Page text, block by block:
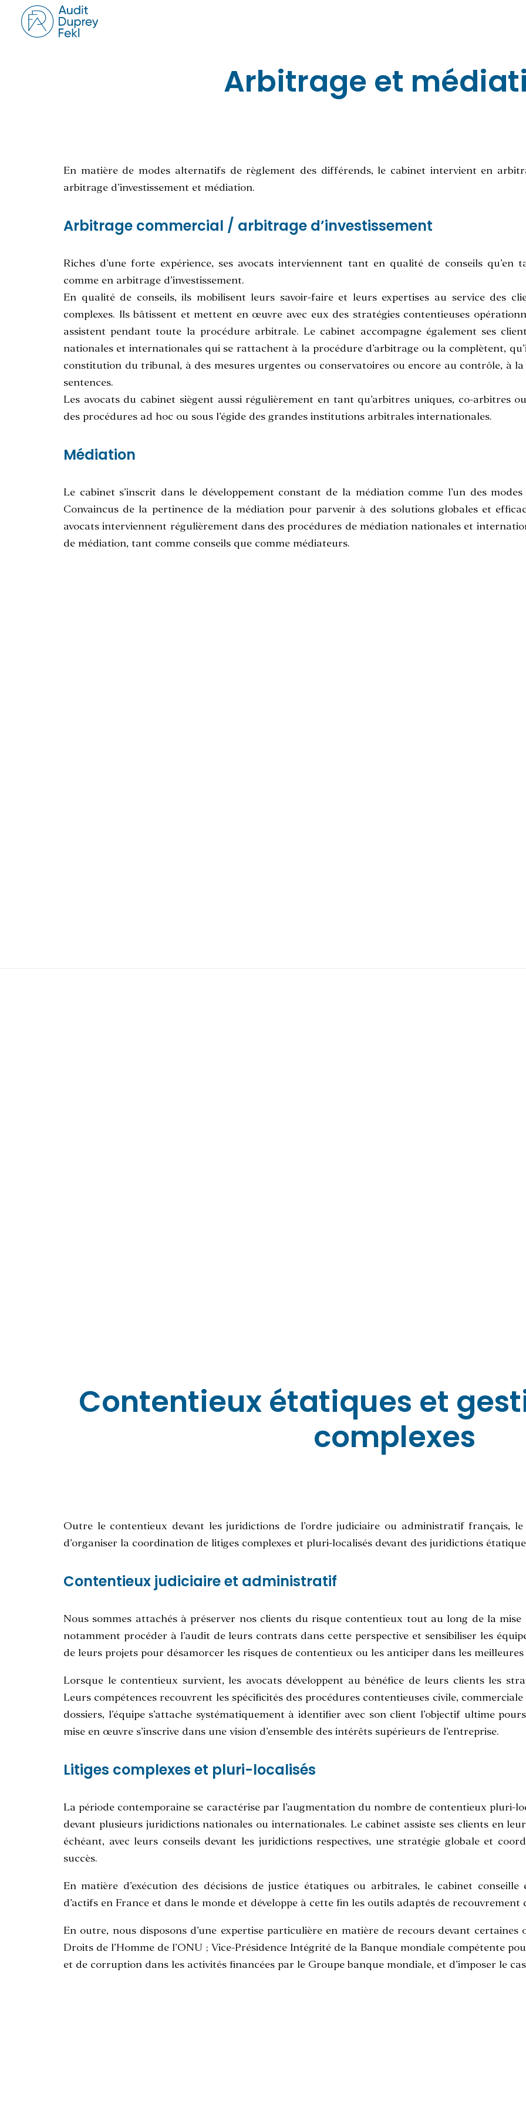
Arbitrage et
En matière de modes alternatifs de règlement des différends, le cabinet intervient en
arbitrage d’investissement et médiation.
Arbitrage commercial / arbitrage d’investissement
Riches d’une forte expérience, ses avocats interviennent tant en qualité de conseils qu’en
comme en arbitrage d’investissement.
En qualité de conseils, ils mobilisent leurs savoir-faire et leurs expertises au service des
complexes. Ils bâtissent et mettent en œuvre avec eux des stratégies contentieuses
assistent pendant toute la procédure arbitrale. Le cabinet accompagne également ses
nationales et internationales qui se rattachent à la procédure d’arbitrage ou la complètent,
constitution du tribunal, à des mesures urgentes ou conservatoires ou encore au contrôle, à la
sentences.
Les avocats du cabinet siègent aussi régulièrement en tant qu’arbitres uniques, co-arbitres
des procédures ad hoc ou sous l’égide des grandes institutions arbitrales internationales.
Médiation
Le cabinet s’inscrit dans le développement constant de la médiation comme l’un des
Convaincus de la pertinence de la médiation pour parvenir à des solutions globales et
avocats interviennent régulièrement dans des procédures de médiation nationales et
de médiation, tant comme conseils que comme médiateurs.
Contentieux étatiques et
complexes
Outre le contentieux devant les juridictions de l’ordre judiciaire ou administratif français, le
d’organiser la coordination de litiges complexes et pluri-localisés devant des juridictions
Contentieux judiciaire et administratif
Nous sommes attachés à préserver nos clients du risque contentieux tout au long de la
notamment procéder à l’audit de leurs contrats dans cette perspective et sensibiliser les
de leurs projets pour désamorcer les risques de contentieux ou les anticiper dans les meilleures
Lorsque le contentieux survient, les avocats développent au bénéfice de leurs clients les
Leurs compétences recouvrent les spécificités des procédures contentieuses civile,
dossiers, l’équipe s’attache systématiquement à identifier avec son client l’objectif ultime
mise en œuvre s’inscrive dans une vision d’ensemble des intérêts supérieurs de l’entreprise.
Litiges complexes et pluri-localisés
La période contemporaine se caractérise par l’augmentation du nombre de contentieux pluri-
devant plusieurs juridictions nationales ou internationales. Le cabinet assiste ses clients en
échéant, avec leurs conseils devant les juridictions respectives, une stratégie globale et
succès.
En matière d’exécution des décisions de justice étatiques ou arbitrales, le cabinet
d’actifs en France et dans le monde et développe à cette fin les outils adaptés de recouvrement
En outre, nous disposons d’une expertise particulière en matière de recours devant
Droits de l’Homme de l’ONU ; Vice-Présidence Intégrité de la Banque mondiale compétente
et de corruption dans les activités financées par le Groupe banque mondiale, et d’imposer le